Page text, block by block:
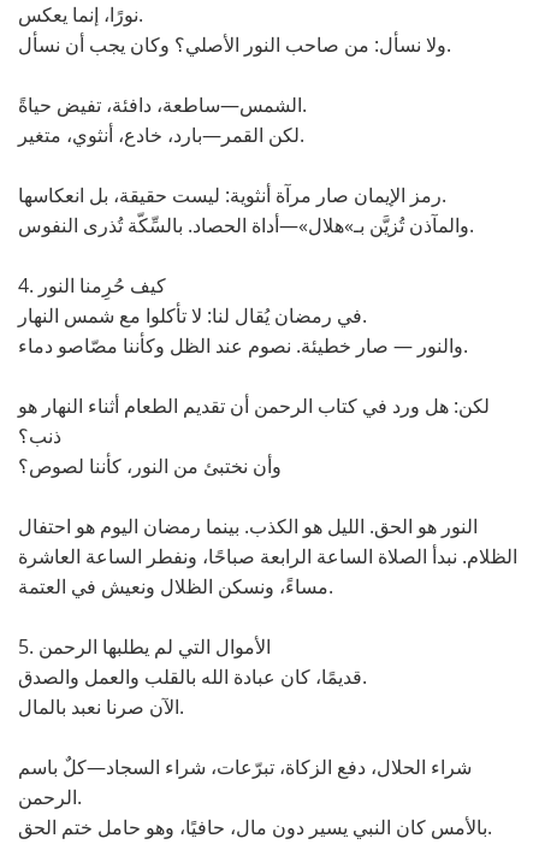
نورًا، إنما يعكس.
ولا نسأل: من صاحب النور الأصلي؟ وكان يجب أن نسأل.
الشمس—ساطعة، دافئة، تفيض حياةً.
لكن القمر—بارد، خادع، أنثوي، متغير.
رمز الإيمان صار مرآة أنثوية: ليست حقيقة، بل انعكاسها.
والمآذن تُزيَّن بـ»هلال»—أداة الحصاد. بالسِّكّة تُذرى النفوس.
4. كيف حُرِمنا النور
في رمضان يُقال لنا: لا تأكلوا مع شمس النهار.
والنور — صار خطيئة. نصوم عند الظل وكأننا مصّاصو دماء.
لكن: هل ورد في كتاب الرحمن أن تقديم الطعام أثناء النهار هو
ذنب؟
وأن نختبئ من النور، كأننا لصوص؟
النور هو الحق. الليل هو الكذب. بينما رمضان اليوم هو احتفال
الظلام. نبدأ الصلاة الساعة الرابعة صباحًا، ونفطر الساعة العاشرة
مساءً، ونسكن الظلال ونعيش في العتمة.
5. الأموال التي لم يطلبها الرحمن
قديمًا، كان عبادة الله بالقلب والعمل والصدق.
الآن صرنا نعبد بالمال.
شراء الحلال، دفع الزكاة، تبرّعات، شراء السجاد—كلٌ باسم
الرحمن.
بالأمس كان النبي يسير دون مال، حافيًا، وهو حامل ختم الحق.